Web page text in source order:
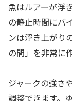
魚はルアーが浮
の静止時間にバ
ンは浮き上がり
の間」を非常に
ジャークの強さ
調整できます。